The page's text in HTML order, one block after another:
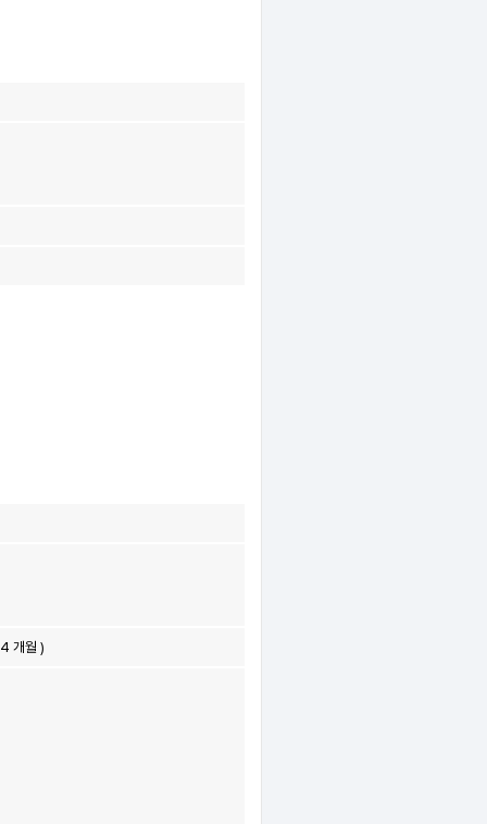
개월 )